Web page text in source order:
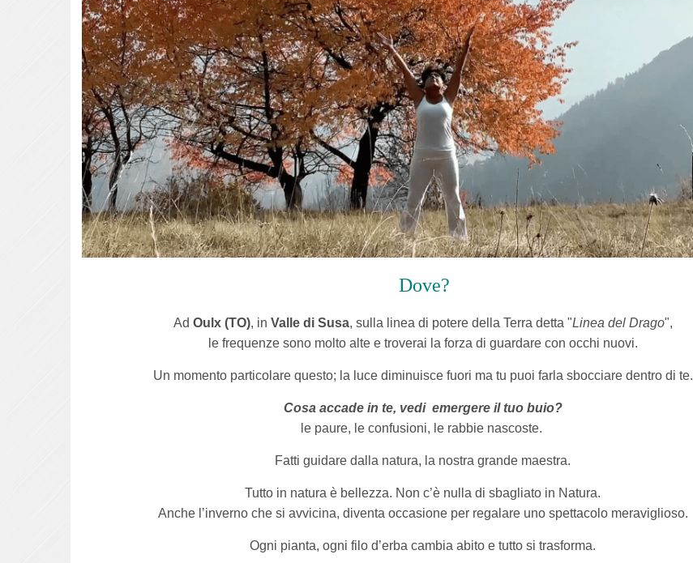
Dove?
Ad Oulx (TO), in Valle di Susa, sulla linea di potere della Terra detta "Linea del Drago",
le frequenze sono molto alte e troverai la forza di guardare con occhi nuovi.
Un momento particolare questo; la luce diminuisce fuori ma tu puoi farla sbocciare dentro di te.
Cosa accade in te, vedi emergere il tuo buio?
le paure, le confusioni, le rabbie nascoste.
Fatti guidare dalla natura, la nostra grande maestra.
Tutto in natura è bellezza. Non c’è nulla di sbagliato in Natura.
Anche l’inverno che si avvicina, diventa occasione per regalare uno spettacolo meraviglioso.
Ogni pianta, ogni filo d’erba cambia abito e tutto si trasforma.